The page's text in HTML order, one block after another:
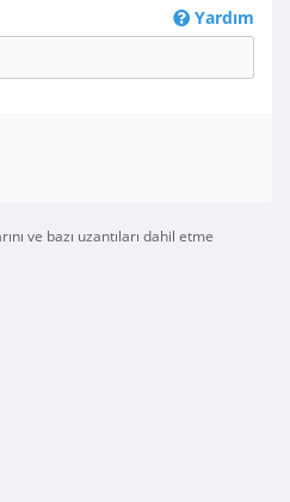
Yardım
ve bazı uzantıları dahil etme